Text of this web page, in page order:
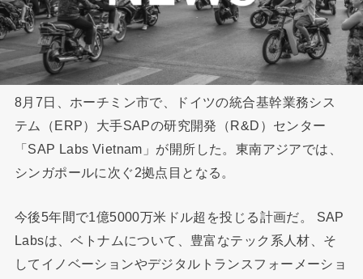
8月7日、ホーチミン市で、ドイツの統合基幹業務シス
テム（ERP）大手SAPの研究開発（R&D）センター
「SAP Labs Vietnam」が開所した。東南アジアでは、
シンガポールに次ぐ2拠点目となる。
今後5年間で1億5000万米ドル超を投じる計画だ。 SAP
Labsは、ベトナムについて、豊富なテック系人材、そ
してイノベーションやデジタルトランスフォーメーショ